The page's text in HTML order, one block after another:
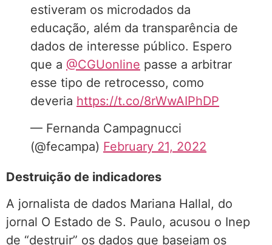
estiveram os microdados da
educação, além da transparência de
dados de interesse público. Espero
que a @CGUonline passe a arbitrar
esse tipo de retrocesso, como
deveria https://t.co/8rWwAIPhDP
— Fernanda Campagnucci
(@fecampa) February 21, 2022
Destruição de indicadores
A jornalista de dados Mariana Hallal, do
jornal O Estado de S. Paulo, acusou o Inep
de “destruir” os dados que baseiam os